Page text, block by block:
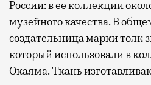
России: в ее коллекции
музейного качества. В
создательница марки толк
который использовали в
Окаяма. Ткань